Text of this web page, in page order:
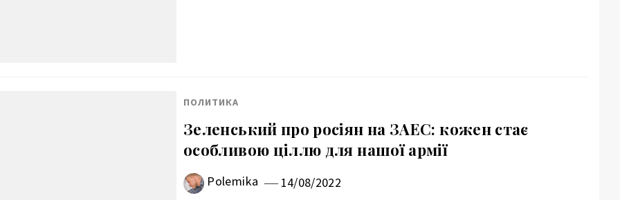
ПОЛИТИКА
Зеленський про росіян на ЗАЕС: кожен стає
особливою ціллю для нашої армії
Polemika 14/08/2022